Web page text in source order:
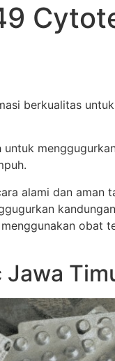
berkualitas
alami dan aman
obat